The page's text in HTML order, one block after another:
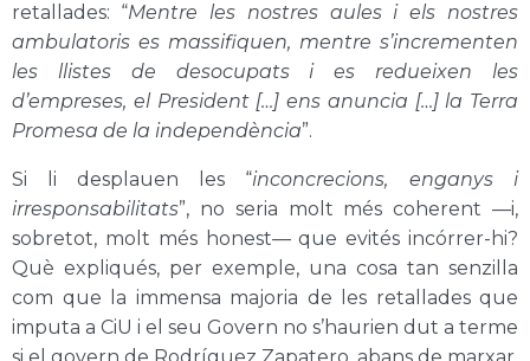
retallades: “Mentre les nostres aules i els nostres
ambulatoris es massifiquen, mentre s’incrementen
les llistes de desocupats i es redueixen les
d’empreses, el President […] ens anuncia […] la Terra
Promesa de la independència”.
Si li desplauen les “inconcrecions, enganys i
irresponsabilitats”, no seria molt més coherent —i,
sobretot, molt més honest— que evités incórrer-hi?
Què expliqués, per exemple, una cosa tan senzilla
com que la immensa majoria de les retallades que
imputa a CiU i el seu Govern no s’haurien dut a terme